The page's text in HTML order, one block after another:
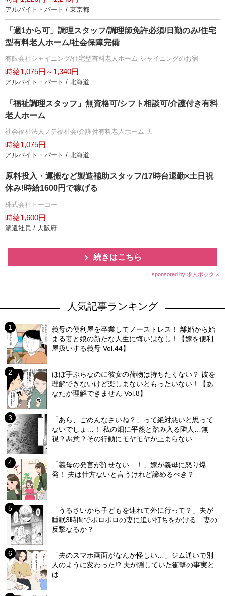
アルバイト・パート / 東京都
「週1から可」調理スタッフ/調理師免許必須/日勤のみ/住宅
型有料老人ホーム/社会保障完備
有限会社シャイニング/住宅型有料老人ホーム シャイニングのお宿
時給1,075円～1,340円
アルバイト・パート / 北海道
「福祉調理スタッフ」無資格可/シフト相談可/介護付き有料
老人ホーム
社会福祉法人ノテ福祉会/介護付有料老人ホーム 天
時給1,075円
アルバイト・パート / 北海道
原料投入・運搬など製造補助スタッフ/17時台退勤×土日祝
休み!時給1600円で稼げる
株式会社トーコー
時給1,600円
派遣社員 / 大阪府
続きはこちら
sponsored by 求人ボックス
人気記事ランキング
義母の便利屋を卒業してノーストレス！ 離婚から始
まる妻と娘の新たな人生に悔いはなし！【嫁を便利
屋扱いする義母 Vol.44】
ほぼ手ぶらなのに彼女の荷物は持ちたくない？ 彼を
理解できないけど楽しまないともったいない！【あ
なたが理解できません Vol.8】
「あら、ごめんなさいね？」って絶対悪いと思って
ないでしょ…！ 私の畑に平然と踏み入る隣人…無
視？悪意？その行動にモヤモヤが止まらない
「義母の発言が許せない…！」嫁が義母に怒り爆
発！ 夫は仕方ないと言うけれど諦めるべき？
「うるさいから子どもを連れて外に行って？」夫が
睡眠3時間でボロボロの妻に追い打ちをかける…妻の
反撃なるか？
「夫のスマホ画面がなんか怪しい…」ジム通いで別
人のように変わった!? 夫が隠していた衝撃の事実と
は